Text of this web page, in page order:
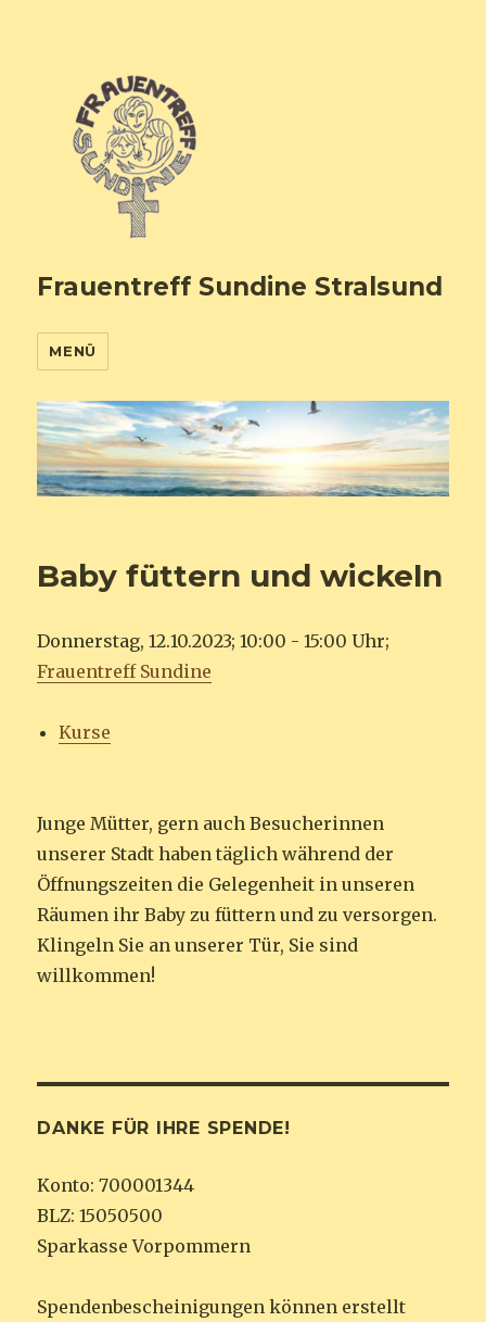
Frauentreff Sundine Stralsund
MENÜ
Baby füttern und wickeln
Donnerstag, 12.10.2023; 10:00 - 15:00 Uhr;
Frauentreff Sundine
Kurse
Junge Mütter, gern auch Besucherinnen
unserer Stadt haben täglich während der
Öffnungszeiten die Gelegenheit in unseren
Räumen ihr Baby zu füttern und zu versorgen.
Klingeln Sie an unserer Tür, Sie sind
willkommen!
DANKE FÜR IHRE SPENDE!
Konto: 700001344
BLZ: 15050500
Sparkasse Vorpommern
Spendenbescheinigungen können erstellt